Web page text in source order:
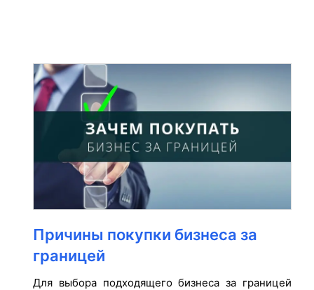
Причины покупки бизнеса за
границей
Для выбора подходящего бизнеса за границей